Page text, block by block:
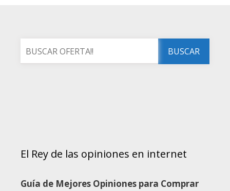
El Rey de las opiniones en internet
Guía de Mejores Opiniones para Comprar